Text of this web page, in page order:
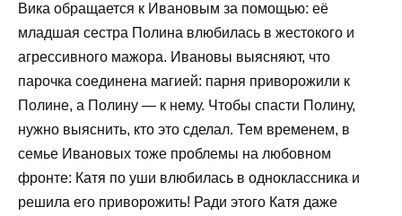
Вика обращается к Ивановым за помощью: её
младшая сестра Полина влюбилась в жестокого и
агрессивного мажора. Ивановы выясняют, что
парочка соединена магией: парня приворожили к
Полине, а Полину — к нему. Чтобы спасти Полину,
нужно выяснить, кто это сделал. Тем временем, в
семье Ивановых тоже проблемы на любовном
фронте: Катя по уши влюбилась в одноклассника и
решила его приворожить! Ради этого Катя даже